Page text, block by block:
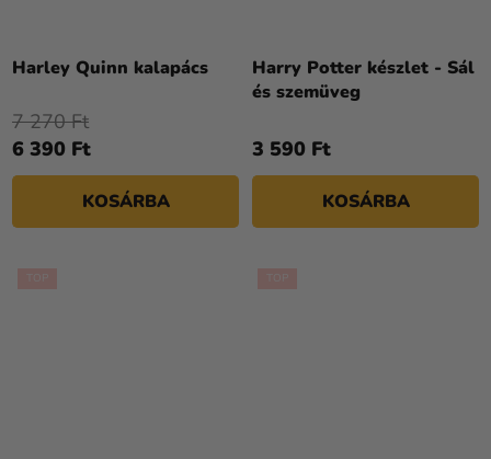
Harley Quinn kalapács
6 390 Ft
7 270 Ft
KOSÁRBA
Harry Potter készlet - Sál
és szemüveg
3 590 Ft
KOSÁRBA